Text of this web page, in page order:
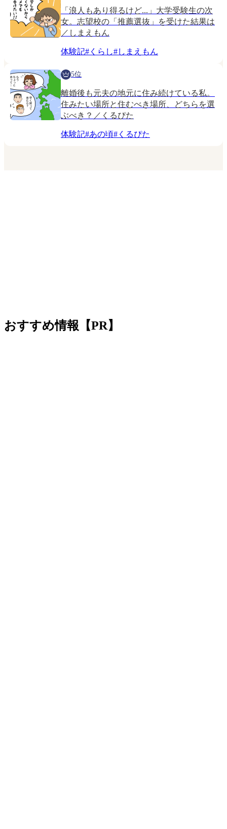
「浪人もあり得るけど...」大学受験生の次
女。志望校の「推薦選抜」を受けた結果は
／しまえもん
体験記# くらし#しまえもん
5位
離婚後も元夫の地元に住み続けている私。
住みたい場所と住むべき場所、どちらを選
ぶべき？／くるぴた
体験記#あの頃# くるぴた
おすすめ情報【PR】